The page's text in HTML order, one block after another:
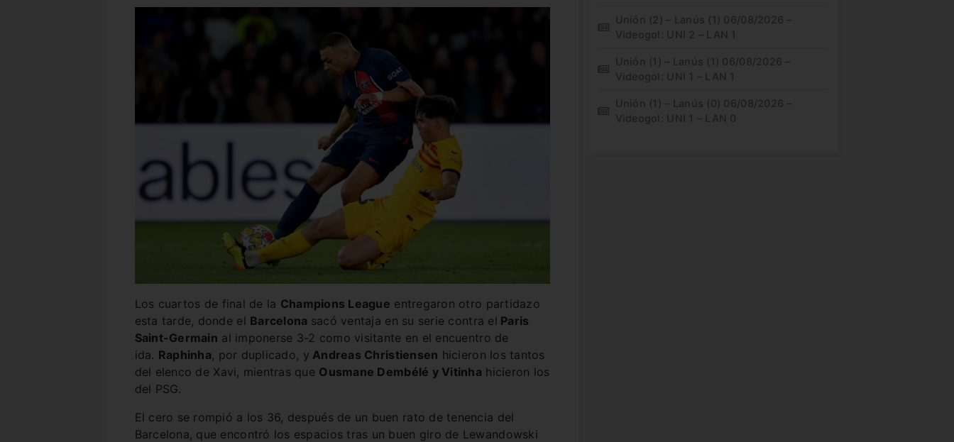
Los cuartos de final de la Champions League entregaron otro partidazo
esta tarde, donde el Barcelona sacó ventaja en su serie contra el Paris
Saint-Germain al imponerse 3-2 como visitante en el encuentro de
ida. Raphinha, por duplicado, y Andreas Christiensen hicieron los tantos
del elenco de Xavi, mientras que Ousmane Dembélé y Vitinha hicieron los
del PSG.
El cero se rompió a los 36, después de un buen rato de tenencia del
Barcelona, que encontró los espacios tras un buen giro de Lewandowski
Unión (2) – Lanús (1) 06/08/2026 –
Videogol: UNI 2 – LAN 1
Unión (1) – Lanús (1) 06/08/2026 –
Videogol: UNI 1 – LAN 1
Unión (1) – Lanús (0) 06/08/2026 –
Videogol: UNI 1 – LAN 0